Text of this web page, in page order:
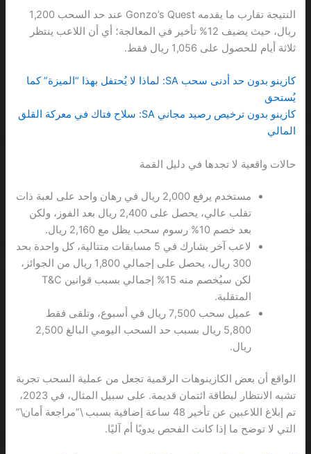
النتيجة تقارب ما يقدمه Gonzo’s Quest عند حد السحب 1,200
ريال، حيث يضيف 12% تأخير في المعالجة؛ أي أن اللاعب ينتظر
ثلاثة أيام للحصول على 1,056 ريال فقط.
كازينو بدون حد أدنى سحب SA: لماذا لا يُحتفل بهذا “الميزة” كما
يُستحق
كازينو بدون ترخيص رصيد مجاني SA: سلاح فتاك في معركة القلق
المالي
حالات واقعية لا تجدها في دليل القمة
مستخدم يرفع 2,000 ريال في رهان واحد على لعبة ذات
تقلب عالي، يحصل على 2,400 ريال بعد الفوز، ولكن
بعد خصم 10% رسوم سحب يظل مع 2,160 ريال.
لاعب آخر يشارك في 5 مسابقات متتالية، كل واحدة بحد
300 ريال، يحصل على إجمالي 1,800 ريال من الجوائز،
لكن سيُخصم منه 15% إجمالي بسبب قوانين T&C
المتقلبة.
عميل سحب 7,500 ريال في أسبوع، وتلقى فقط
5,800 ريال بسبب حد السحب اليومي البالغ 2,500
ريال.
الواقع أن بعض الكازينوهات الرقمية تجعل من عملية السحب تجربة
تشبه الانتظار لبطاقة ائتمان قديمة. على سبيل المثال، في 2023،
تم إبلاغ اللاعبين عن تأخير 48 ساعة إضافية بسبب \”مراجعة أمان\”
التي لا توضح ما إذا كانت الفحص يدويًا أم آليًا.